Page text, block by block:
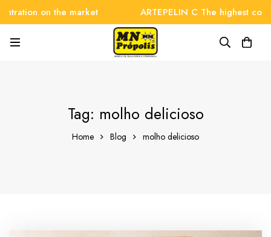
on the market ARTEPELIN C The highest
Tag: molho delicioso
Home Blog molho delicioso